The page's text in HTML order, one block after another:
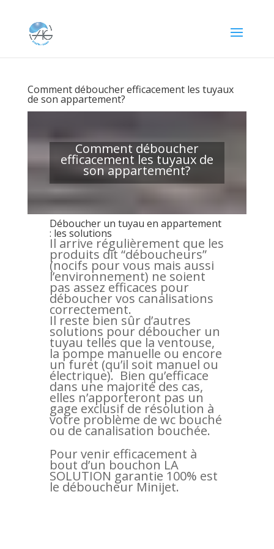
Comment déboucher efficacement les tuyaux
de son appartement?
Comment déboucher
efficacement les tuyaux de
son appartement?
Déboucher un tuyau en appartement
: les solutions
Il arrive régulièrement que les
produits dit “déboucheurs”
(nocifs pour vous mais aussi
l’environnement) ne soient
pas assez efficaces pour
déboucher vos canalisations
correctement.
Il reste bien sûr d’autres
solutions pour déboucher un
tuyau telles que la ventouse,
la pompe manuelle ou encore
un furet (qu’il soit manuel ou
électrique). Bien qu’efficace
dans une majorité des cas,
elles n’apporteront pas un
gage exclusif de résolution à
votre problème de wc bouché
ou de canalisation bouchée.
Pour venir efficacement à
bout d’un bouchon LA
SOLUTION garantie 100% est
le déboucheur Minijet.